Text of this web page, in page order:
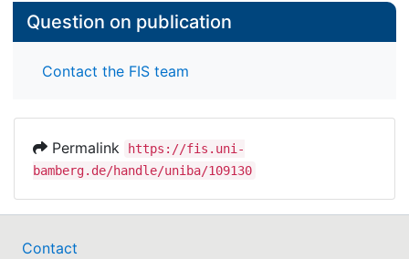
Question on publication
Contact the FIS team
Permalink
https://fis.uni-
bamberg.de/handle/uniba/109130
Contact